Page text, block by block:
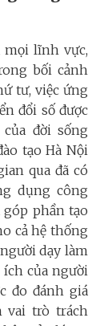
mọi lĩnh vực,
bối cảnh
tư, việc ứng
đổi số được
đời sống
tạo Hà Nội
qua đã có
dụng công
phần tạo
cả hệ thống
dạy làm
của người
đo đánh giá
vai trò trách